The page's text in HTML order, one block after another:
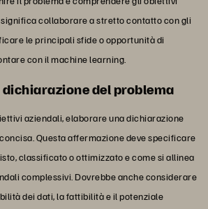
significa collaborare a stretto contatto con gli
le principali sfide o opportunità di
con il machine learning.
del problema
aziendali, elaborare una dichiarazione
Questa affermazione deve specificare
classificato o ottimizzato e come si allinea
complessivi. Dovrebbe anche considerare
dei dati, la fattibilità e il potenziale